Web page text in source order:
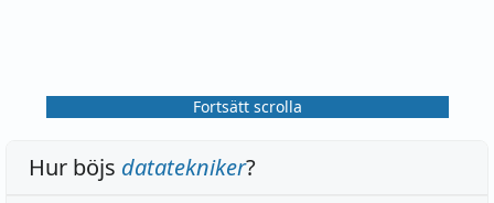
Fortsätt scrolla
Hur böjs datatekniker?